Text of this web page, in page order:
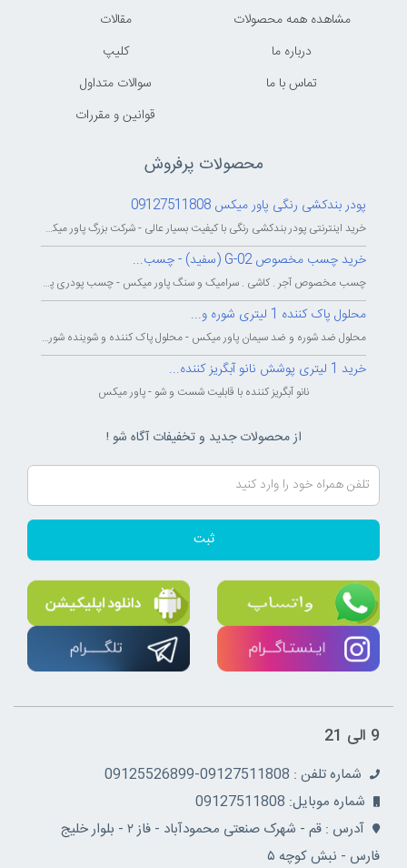
مشاهده همه محصولات
درباره ما
تماس با ما
مقالات
کليپ
سوالات متداول
قوانين و مقررات
محصولات پرفروش
پودر بندکشی رنگی پاور میکس 09127511808
خرید اینترنتی پودر بندکشی رنگی با کیفیت بسیار عالی - شرکت بزرگ پاور میکس...
خرید چسب مخصوص G-02 (سفید) - چسب...
چسب مخصوص آجر . کاشی . سرامیک و سنگ پاور میکس - چسب پودری پاورمیکس - چسب...
محلول پاک کننده 1 لیتری شوره و...
محلول ضد شوره و ضد سیمان پاور میکس - محلول پاک کننده و شوینده شوره و سیمان...
خرید 1 لیتری پوشش نانو آبگریز کننده...
نانو آبگریز کننده با قابلیت شست و شو - پاور میکس
از محصولات جدید و تخفیفات آگاه شو !
ثبت
9 الی 21
شماره تلفن : 09127511808-09125526899
شماره موبایل: 09127511808
آدرس : قم - شهرک صنعتی محمودآباد - فاز ۲ - بلوار خلیج
فارس - نبش کوچه ۵